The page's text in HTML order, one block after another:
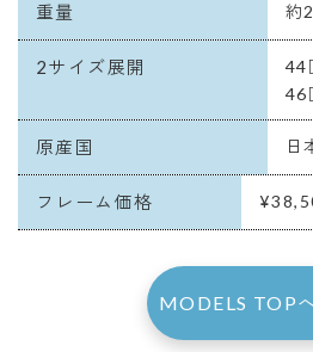
重量 約
2サイズ展開
原産国 日
フレーム価格
MODELS TOP